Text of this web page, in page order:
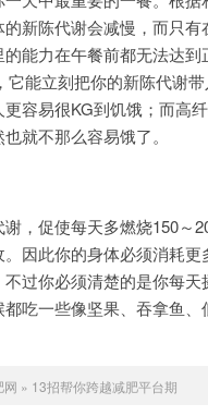
新陈代谢会减慢，而只
能力在午餐前都无法达
能立刻把你的新陈代谢带
容易很KG到饥饿；而高
就不那么容易饿了。
，促使每天多燃烧150～
因此你的身体必须消耗
过你必须清楚的是你每
吃一些像坚果、吞拿鱼
网 » 13招帮你跨越减肥平台期